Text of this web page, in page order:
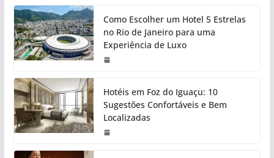
Como Escolher um Hotel 5 Estrelas
no Rio de Janeiro para uma
Experiência de Luxo
Hotéis em Foz do Iguaçu: 10
Sugestões Confortáveis e Bem
Localizadas